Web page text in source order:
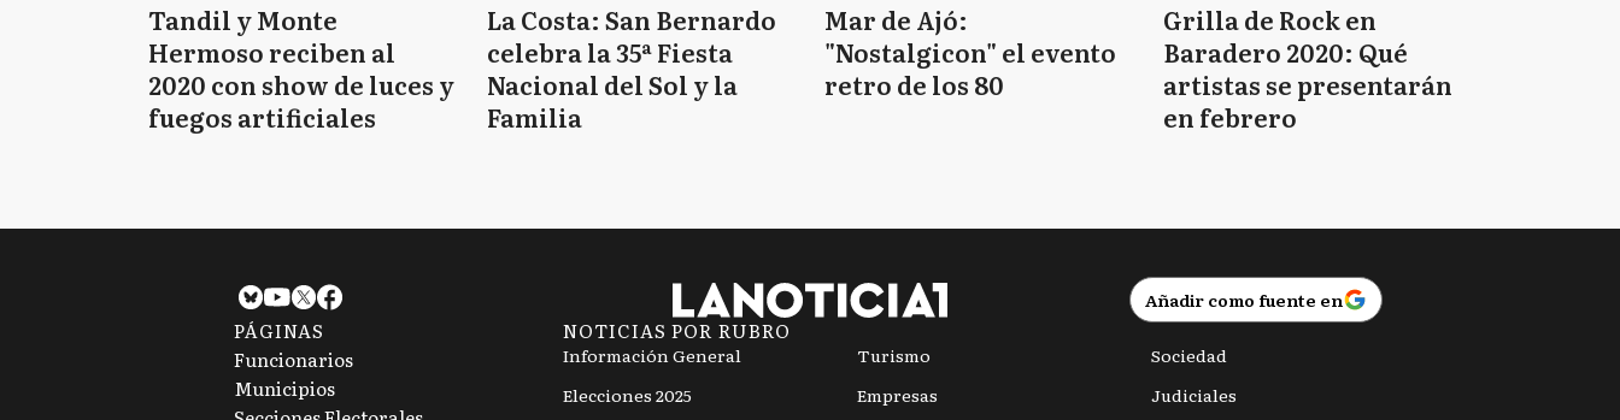
Tandil y Monte
Hermoso reciben al
2020 con show de luces y
fuegos artificiales
La Costa: San Bernardo
celebra la 35ª Fiesta
Nacional del Sol y la
Familia
Mar de Ajó:
"Nostalgicon" el evento
retro de los 80
Grilla de Rock en
Baradero 2020: Qué
artistas se presentarán
en febrero
Añadir como fuente en
PÁGINAS
Funcionarios
Municipios
NOTICIAS POR RUBRO
Información General
Elecciones 2025
Turismo
Empresas
Sociedad
Judiciales